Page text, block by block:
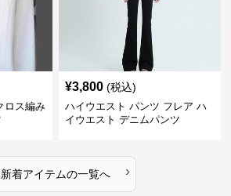
ロス編み
¥3,800 (税込)
ハイウエスト パンツ フレア ハ
イウエスト デニムパンツ
新着アイテムの一覧へ ›